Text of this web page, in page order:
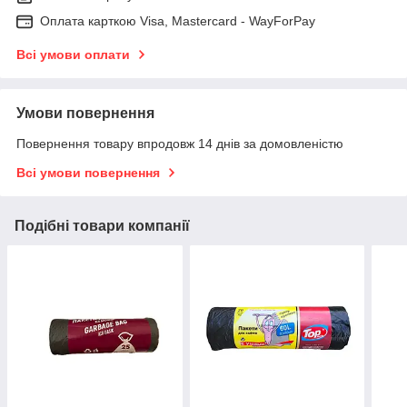
Оплата карткою Visa, Mastercard - WayForPay
Всі умови оплати
Умови повернення
Повернення товару впродовж 14 днів за домовленістю
Всі умови повернення
Подібні товари компанії